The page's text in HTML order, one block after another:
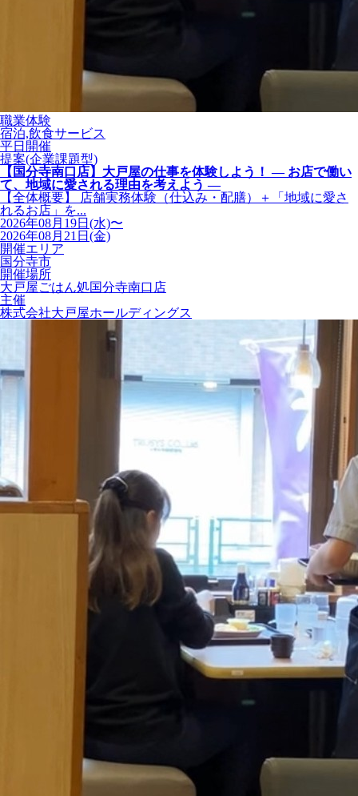
職業体験
宿泊,飲食サービス
平日開催
提案(企業課題型)
【国分寺南口店】大戸屋の仕事を体験しよう！ ― お店で働い
て、地域に愛される理由を考えよう ―
【全体概要】 店舗実務体験（仕込み・配膳）＋「地域に愛さ
れるお店」を...
2026年08月19日(水)〜
2026年08月21日(金)
開催エリア
国分寺市
開催場所
大戸屋ごはん処国分寺南口店
主催
株式会社大戸屋ホールディングス